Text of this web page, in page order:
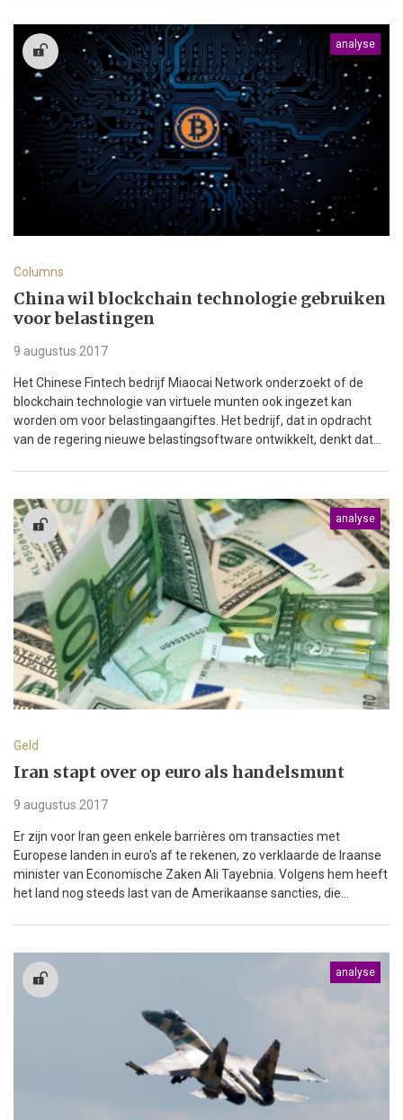
analyse
Columns
China wil blockchain technologie gebruiken
voor belastingen
9 augustus 2017
Het Chinese Fintech bedrijf Miaocai Network onderzoekt of de
blockchain technologie van virtuele munten ook ingezet kan
worden om voor belastingaangiftes. Het bedrijf, dat in opdracht
van de regering nieuwe belastingsoftware ontwikkelt, denkt dat...
analyse
Geld
Iran stapt over op euro als handelsmunt
9 augustus 2017
Er zijn voor Iran geen enkele barrières om transacties met
Europese landen in euro's af te rekenen, zo verklaarde de Iraanse
minister van Economische Zaken Ali Tayebnia. Volgens hem heeft
het land nog steeds last van de Amerikaanse sancties, die...
analyse